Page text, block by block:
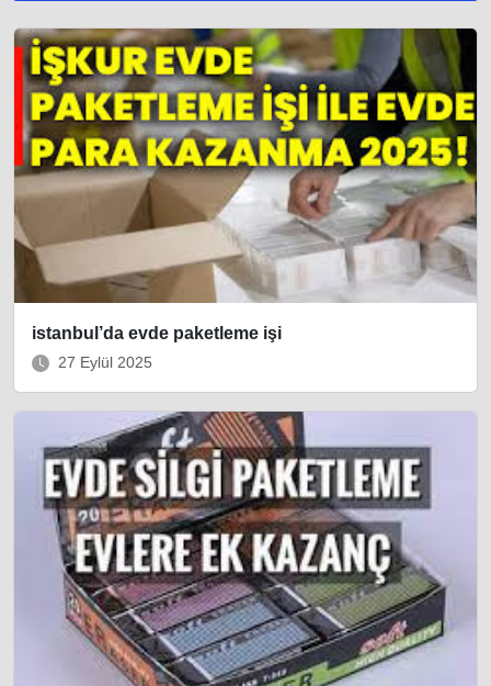
istanbul’da evde paketleme işi
27 Eylül 2025